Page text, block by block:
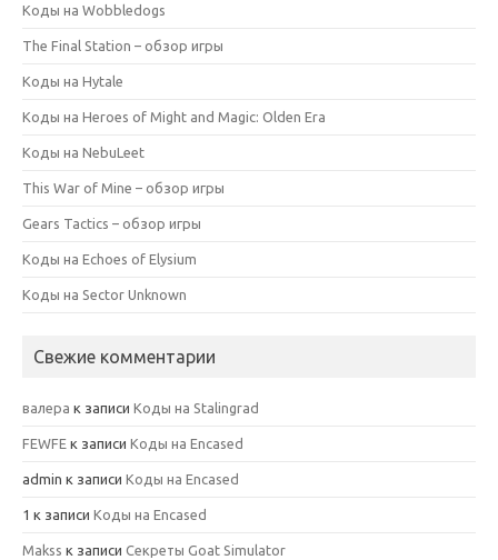
Коды на Wobbledogs
The Final Station – обзор игры
Коды на Hytale
Коды на Heroes of Might and Magic: Olden Era
Коды на NebuLeet
This War of Mine – обзор игры
Gears Tactics – обзор игры
Коды на Echoes of Elysium
Коды на Sector Unknown
Свежие комментарии
валера к записи Коды на Stalingrad
FEWFE к записи Коды на Encased
admin к записи Коды на Encased
1 к записи Коды на Encased
Makss к записи Секреты Goat Simulator